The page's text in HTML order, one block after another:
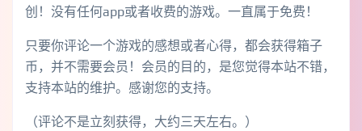
创！没有任何app或者收费的游戏。一直属于免费！
只要你评论一个游戏的感想或者心得，都会获得箱子
币，并不需要会员！会员的目的，是您觉得本站不错，
支持本站的维护。感谢您的支持。
（评论不是立刻获得，大约三天左右。）